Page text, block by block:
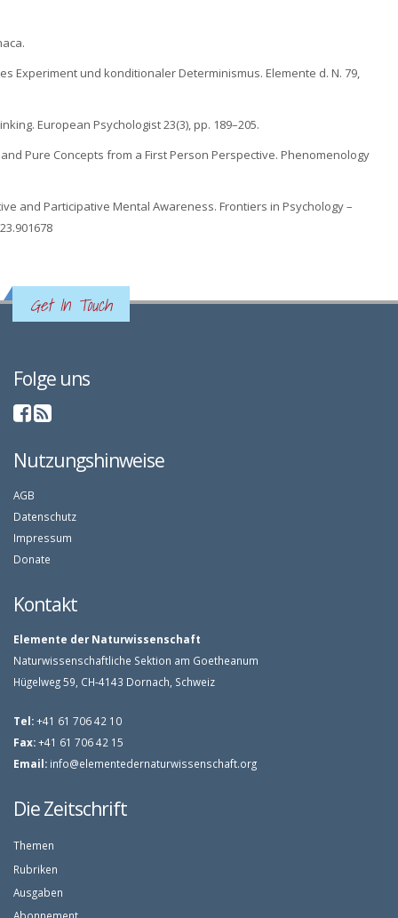
Experiment und konditionaler Determinismus. Elemente d. N. 79,
European Psychologist 23(3), pp. 189–205.
Pure Concepts from a First Person Perspective. Phenomenology
and Participative Mental Awareness. Frontiers in Psychology –
Get In Touch
Folge uns
Nutzungshinweise
AGB
Datenschutz
Impressum
Donate
Kontakt
Elemente der Naturwissenschaft
Naturwissenschaftliche Sektion am Goetheanum
Hügelweg 59, CH-4143 Dornach, Schweiz
Tel:+41 61 706 42 10
Fax:+41 61 706 42 15
Email: info@elementedernaturwissenschaft.org
Die Zeitschrift
Themen
Rubriken
Ausgaben